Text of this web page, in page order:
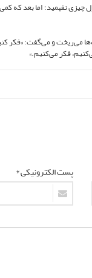
نفهمید؛ اما بعد که
می‌ریخت و می‌گفت: «فکر
فکر می‌کنیم.»
پست الکترونیکی *